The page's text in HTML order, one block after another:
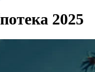
2025